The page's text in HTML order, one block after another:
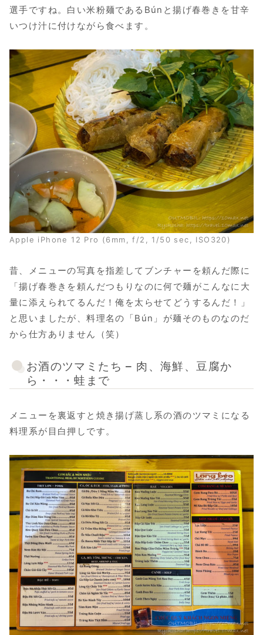
選手ですね。白い米粉麺であるBúnと揚げ春巻きを甘辛
いつけ汁に付けながら食べます。
Apple iPhone 12 Pro (6mm, f/2, 1/50 sec, ISO320)
昔、メニューの写真を指差してブンチャーを頼んだ際に
「揚げ春巻きを頼んだつもりなのに何で麺がこんなに大
量に添えられてるんだ！俺を太らせてどうするんだ！」
と思いましたが、料理名の「Bún」が麺そのものなのだ
から仕方ありません（笑）
お酒のツマミたち – 肉、海鮮、豆腐か
ら・・・蛙まで
メニューを裏返すと焼き揚げ蒸し系の酒のツマミになる
料理系が目白押しです。